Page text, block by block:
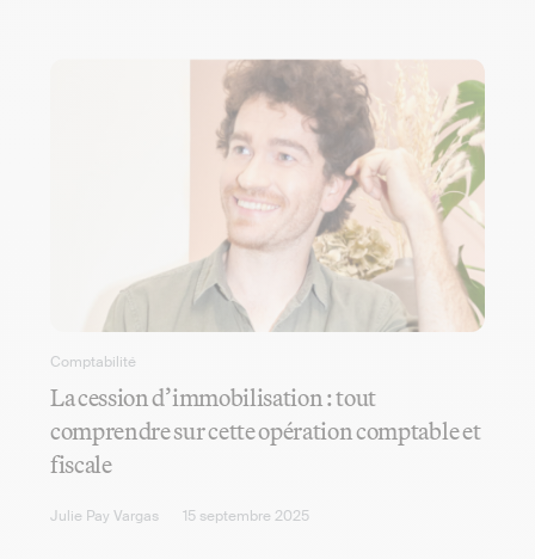
Comptabilité
La cession d’immobilisation : tout
comprendre sur cette opération comptable et
fiscale
Julie Pay Vargas 15 septembre 2025